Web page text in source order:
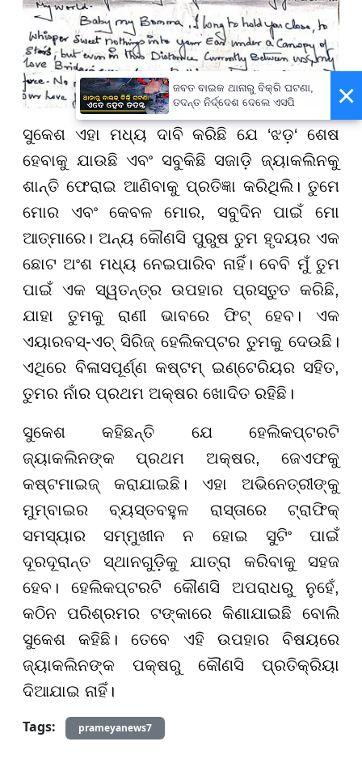
ସୁକେଶ ଏହା ମଧ୍ୟ ଦାବି କରିଛି ଯେ ‘ଝଡ଼‘ ଶେଷ
ହେବାକୁ ଯାଉଛି ଏବଂ ସବୁକିଛି ସଜାଡ଼ି ଜ୍ୟାକଲିନକୁ
ଶାନ୍ତି ଫେରାଇ ଆଣିବାକୁ ପ୍ରତିଜ୍ଞା କରିଥିଲି। ତୁମେ
ମୋର ଏବଂ କେବଳ ମୋର, ସବୁଦିନ ପାଇଁ ମୋ
ଆତ୍ମାରେ। ଅନ୍ୟ କୌଣସି ପୁରୁଷ ତୁମ ହୃଦୟର ଏକ
ଛୋଟ ଅଂଶ ମଧ୍ୟ ନେଇପାରିବ ନାହିଁ। ବେବି ମୁଁ ତୁମ
ପାଇଁ ଏକ ସ୍ୱତନ୍ତ୍ର ଉପହାର ପ୍ରସ୍ତୁତ କରିଛି,
ଯାହା ତୁମକୁ ରାଣୀ ଭାବରେ ଫିଟ୍ ହେବ। ଏକ
ଏୟାରବସ୍-ଏଚ୍ ସିରିଜ୍ ହେଲିକପ୍ଟର ତୁମକୁ ଦେଉଛି।
ଏଥିରେ ବିଳାସପୂର୍ଣ୍ଣ କଷ୍ଟମ୍ ଇଣ୍ଟେରିୟର ସହିତ,
ତୁମର ନାଁର ପ୍ରଥମ ଅକ୍ଷର ଖୋଦିତ ରହିଛି।
ସୁକେଶ କହିଛନ୍ତି ଯେ ହେଲିକପ୍ଟରଟି
ଜ୍ୟାକଲିନଙ୍କ ପ୍ରଥମ ଅକ୍ଷର, ଜେଏଫକୁ
କଷ୍ଟମାଇଜ୍ କରାଯାଇଛି। ଏହା ଅଭିନେତ୍ରୀଙ୍କୁ
ମୁମ୍ବାଇର ବ୍ୟସ୍ତବହୁଳ ରାସ୍ତାରେ ଟ୍ରାଫିକ୍
ସମସ୍ୟାର ସମ୍ମୁଖୀନ ନ ହୋଇ ସୁଟିଂ ପାଇଁ
ଦୂରଦୂରାନ୍ତ ସ୍ଥାନଗୁଡ଼ିକୁ ଯାତ୍ରା କରିବାକୁ ସହଜ
ହେବ। ହେଲିକପ୍ଟରଟି କୌଣସି ଅପରାଧରୁ ନୁହେଁ,
କଠିନ ପରିଶ୍ରମର ଟଙ୍କାରେ କିଣାଯାଇଛି ବୋଲି
ସୁକେଶ କହିଛି। ତେବେ ଏହି ଉପହାର ବିଷୟରେ
ଜ୍ୟାକଲିନଙ୍କ ପକ୍ଷରୁ କୌଣସି ପ୍ରତିକ୍ରିୟା
ଦିଆଯାଇ ନାହିଁ।
Tags:
prameyanews7
×
ଜବତ ବାଇକ ଥାନାରୁ ବିକ୍ରି ଘଟଣା,
ତଦନ୍ତ ନିର୍ଦ୍ଦେଶ ଦେଲେ ଏସପି